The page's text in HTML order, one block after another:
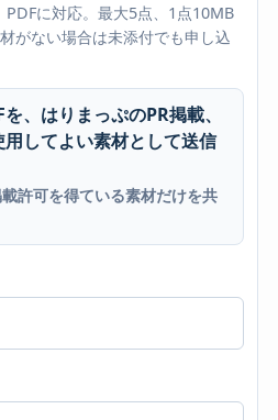
PDFに対応。最大5点、1点10MB
がない場合は未添付でも申し込
、はりまっぷのPR掲載、
してよい素材として送信
許可を得ている素材だけを共